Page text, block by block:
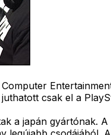
csak el a
a japán gyártónak.